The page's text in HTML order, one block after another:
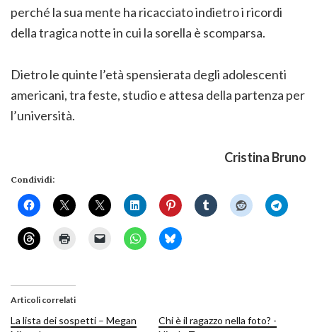
perché la sua mente ha ricacciato indietro i ricordi
della tragica notte in cui la sorella è scomparsa.
Dietro le quinte l’età spensierata degli adolescenti
americani, tra feste, studio e attesa della partenza per
l’università.
Cristina Bruno
Condividi:
Articoli correlati
La lista dei sospetti – Megan
Chi è il ragazzo nella foto? -